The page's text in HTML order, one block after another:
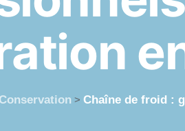
ation e
Conservation > Chaîne de froid :